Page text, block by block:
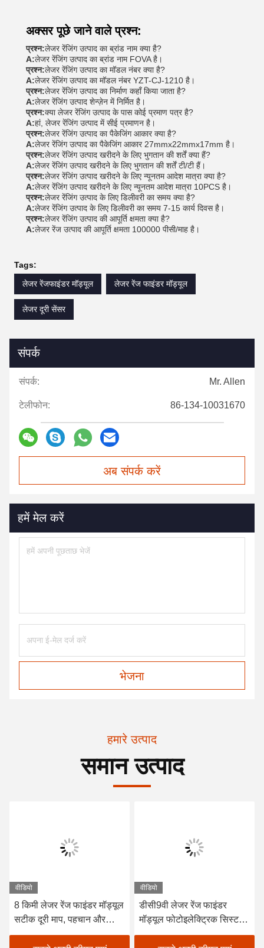
अक्सर पूछे जाने वाले प्रश्न:
प्रश्न:लेजर रेंजिंग उत्पाद का ब्रांड नाम क्या है?
A:लेजर रेंजिंग उत्पाद का ब्रांड नाम FOVA है।
प्रश्न:लेजर रेंजिंग उत्पाद का मॉडल नंबर क्या है?
A:लेजर रेंजिंग उत्पाद का मॉडल नंबर YZT-CJ-1210 है।
प्रश्न:लेजर रेंजिंग उत्पाद का निर्माण कहाँ किया जाता है?
A:लेजर रेंजिंग उत्पाद शेन्ज़ेन में निर्मित है।
प्रश्न:क्या लेजर रेंजिंग उत्पाद के पास कोई प्रमाण पत्र है?
A:हां, लेजर रेंजिंग उत्पाद में सीई प्रमाणन है।
प्रश्न:लेजर रेंजिंग उत्पाद का पैकेजिंग आकार क्या है?
A:लेजर रेंजिंग उत्पाद का पैकेजिंग आकार 27mmx22mmx17mm है।
प्रश्न:लेजर रेंजिंग उत्पाद खरीदने के लिए भुगतान की शर्तें क्या हैं?
A:लेजर रेंजिंग उत्पाद खरीदने के लिए भुगतान की शर्तें टी/टी हैं।
प्रश्न:लेजर रेंजिंग उत्पाद खरीदने के लिए न्यूनतम आदेश मात्रा क्या है?
A:लेजर रेंजिंग उत्पाद खरीदने के लिए न्यूनतम आदेश मात्रा 10PCS है।
प्रश्न:लेजर रेंजिंग उत्पाद के लिए डिलीवरी का समय क्या है?
A:लेजर रेंजिंग उत्पाद के लिए डिलीवरी का समय 7-15 कार्य दिवस है।
प्रश्न:लेजर रेंजिंग उत्पाद की आपूर्ति क्षमता क्या है?
A:लेजर रेंज उत्पाद की आपूर्ति क्षमता 100000 पीसी/माह है।
Tags:
लेजर रेंजफाइंडर मॉड्यूल
लेजर रेंज फाइंडर मॉड्यूल
लेजर दूरी सेंसर
संपर्क
संपर्क: Mr. Allen
टेलीफोन: 86-134-10031670
अब संपर्क करें
हमें मेल करें
भेजना
हमारे उत्पाद
समान उत्पाद
वीडियो
8 किमी लेजर रेंज फाइंडर मॉड्यूल
सटीक दूरी माप, पहचान और
स्थानीयकरण
वीडियो
डीसी9वी लेजर रेंज फाइंडर
मॉड्यूल फोटोइलेक्ट्रिक सिस्टम
लक्ष्य दूरी 120g का पता लगाएं,